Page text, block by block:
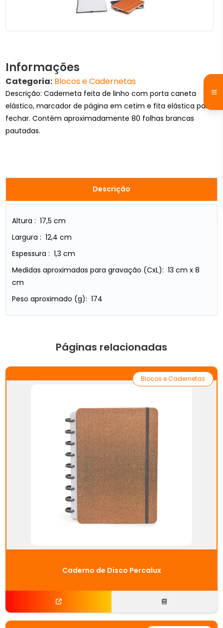
Informações
Categoria: Blocos e Cadernetas
Descrição: Caderneta feita de linho com porta caneta
elástico, marcador de página em cetim e fita elástica para
fechar. Contém aproximadamente 80 folhas brancas
pautadas.
Descrição
Altura : 17,5 cm
Largura : 12,4 cm
Espessura : 1,3 cm
Medidas aproximadas para gravação (CxL): 13 cm x 8
cm
Peso aproximado (g): 174
Páginas relacionadas
Caderno de Disco Percalux
Blocos e Cadernetas